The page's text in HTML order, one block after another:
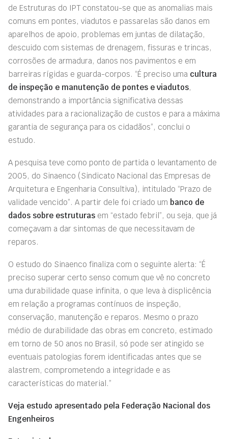
de Estruturas do IPT constatou-se que as anomalias mais
comuns em pontes, viadutos e passarelas são danos em
aparelhos de apoio, problemas em juntas de dilatação,
descuido com sistemas de drenagem, fissuras e trincas,
corrosões de armadura, danos nos pavimentos e em
barreiras rígidas e guarda-corpos. “É preciso uma cultura
de inspeção e manutenção de pontes e viadutos,
demonstrando a importância significativa dessas
atividades para a racionalização de custos e para a máxima
garantia de segurança para os cidadãos”, conclui o
estudo.
A pesquisa teve como ponto de partida o levantamento de
2005, do Sinaenco (Sindicato Nacional das Empresas de
Arquitetura e Engenharia Consultiva), intitulado “Prazo de
validade vencido”. A partir dele foi criado um banco de
dados sobre estruturas em “estado febril”, ou seja, que já
começavam a dar sintomas de que necessitavam de
reparos.
O estudo do Sinaenco finaliza com o seguinte alerta: “É
preciso superar certo senso comum que vê no concreto
uma durabilidade quase infinita, o que leva à displicência
em relação a programas contínuos de inspeção,
conservação, manutenção e reparos. Mesmo o prazo
médio de durabilidade das obras em concreto, estimado
em torno de 50 anos no Brasil, só pode ser atingido se
eventuais patologias forem identificadas antes que se
alastrem, comprometendo a integridade e as
características do material.”
Veja estudo apresentado pela Federação Nacional dos
Engenheiros